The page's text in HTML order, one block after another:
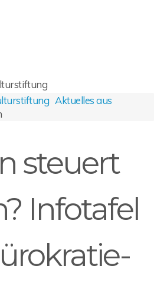
Aktuelles aus
steuert
Infotafel